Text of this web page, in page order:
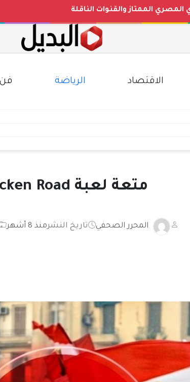
بعد التحديثات الأخيرة بجميع المحافظات
الاقتصاد الرياضة
متعة لعبة Chicken Road
المحرر الصحفي تاريخ النشرمنذ 8 أشهر